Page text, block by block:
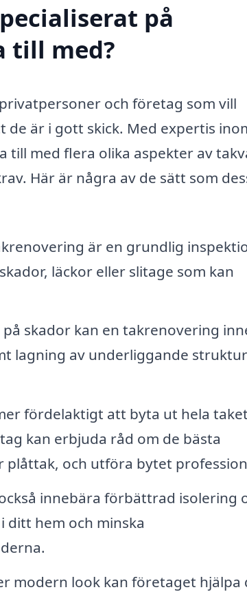
på
till med?
och företag som vill
de är i gott skick. Med expertis
med flera olika aspekter av
Här är några av de sätt som
är en grundlig
läckor eller slitage som kan
skador kan en takrenovering
lagning av underliggande
fördelaktigt att byta ut hela taket
kan erbjuda råd om de bästa
plåttak, och utföra bytet
innebära förbättrad isolering
hem och minska
modern look kan företaget hjälpa